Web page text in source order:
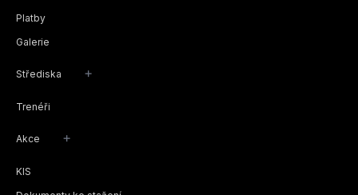
Platby
Galerie
Střediska +
Trenéři
Akce +
KIS